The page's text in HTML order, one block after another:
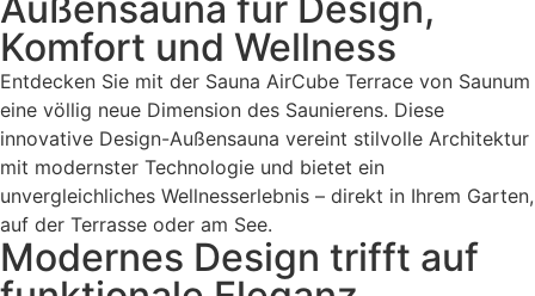
Außensauna für Design,
Komfort und Wellness
Entdecken Sie mit der Sauna AirCube Terrace von Saunum
eine völlig neue Dimension des Saunierens. Diese
innovative Design-Außensauna vereint stilvolle Architektur
mit modernster Technologie und bietet ein
unvergleichliches Wellnesserlebnis – direkt in Ihrem Garten,
auf der Terrasse oder am See.
Modernes Design trifft auf